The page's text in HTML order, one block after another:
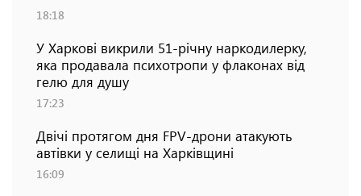
18:18
У Харкові викрили 51-річну наркодилерку,
яка продавала психотропи у флаконах від
гелю для душу
17:23
Двічі протягом дня FPV-дрони атакують
автівки у селищі на Харківщині
16:09